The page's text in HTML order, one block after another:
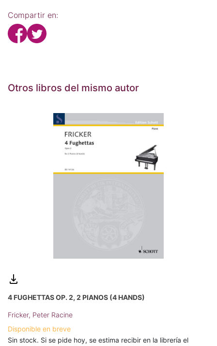
Compartir en:
Otros libros del mismo autor
4 FUGHETTAS OP. 2, 2 PIANOS (4 HANDS)
Fricker, Peter Racine
Disponible en breve
Sin stock. Si se pide hoy, se estima recibir en la librería el